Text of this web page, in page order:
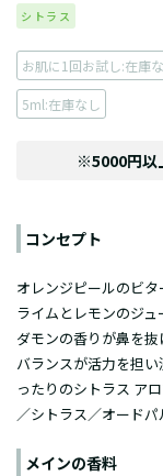
シトラス
お肌に1回お試し:在庫
5ml:在庫なし
※5000円以
コンセプト
オレンジピールのビ
ライムとレモンのジ
ダモンの香りが鼻を
バランスが活力を担
ったりのシトラス ア
／シトラス／オードパ
メインの香料